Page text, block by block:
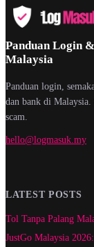
Panduan Login
Malaysia
Panduan login,
dan bank di
scam.
hello@logmasuk.my
LATEST POSTS
Tol Tanpa Palang
JustGo Malaysia